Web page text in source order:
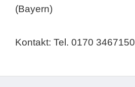
(Bayern)
Kontakt: Tel. 0170 3467150